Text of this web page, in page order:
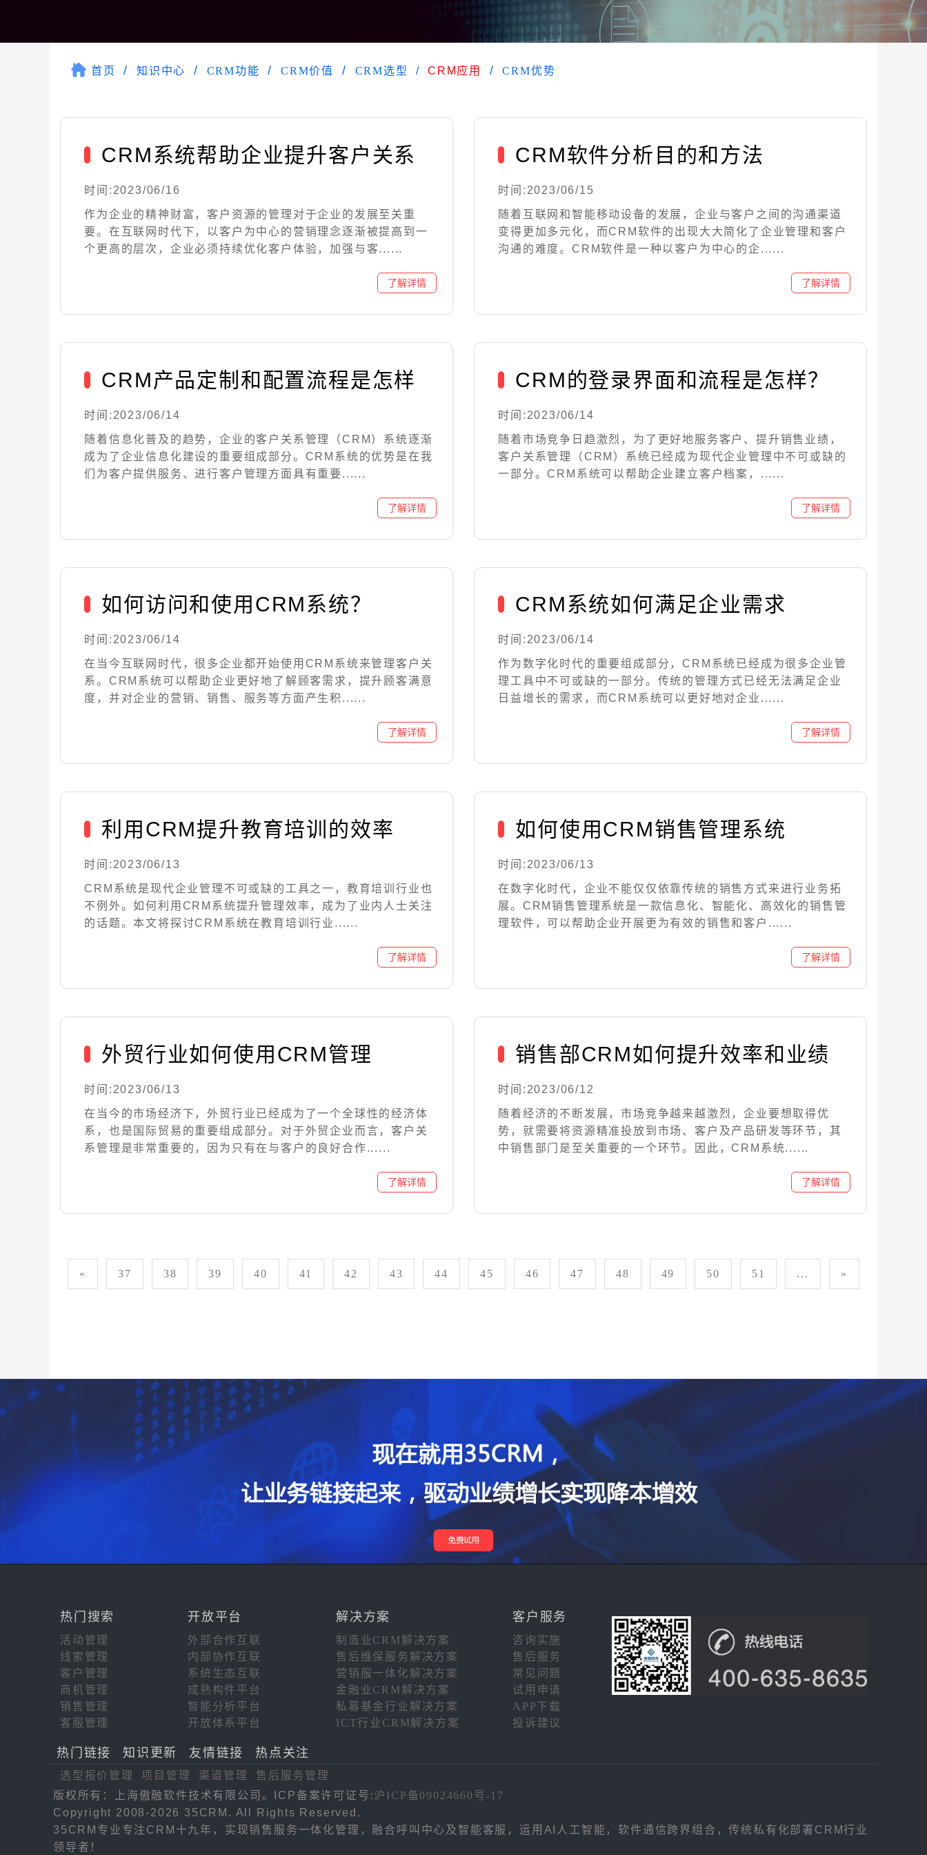
首页 知识中心 CRM功能 CRM价值 CRM选型 CRM应用 CRM优势
CRM系统帮助企业提升客户关系
时间:2023/06/16
作为企业的精神财富，客户资源的管理对于企业的发展至关重
要。在互联网时代下，以客户为中心的营销理念逐渐被提高到一
个更高的层次，企业必须持续优化客户体验，加强与客......
CRM软件分析目的和方法
时间:2023/06/15
随着互联网和智能移动设备的发展，企业与客户之间的沟通渠道
变得更加多元化，而CRM软件的出现大大简化了企业管理和客户
沟通的难度。CRM软件是一种以客户为中心的企......
CRM产品定制和配置流程是怎样
时间:2023/06/14
随着信息化普及的趋势，企业的客户关系管理（CRM）系统逐渐
成为了企业信息化建设的重要组成部分。CRM系统的优势是在我
们为客户提供服务、进行客户管理方面具有重要......
CRM的登录界面和流程是怎样？
时间:2023/06/14
随着市场竞争日趋激烈，为了更好地服务客户、提升销售业绩，
客户关系管理（CRM）系统已经成为现代企业管理中不可或缺的
一部分。CRM系统可以帮助企业建立客户档案，......
如何访问和使用CRM系统？
时间:2023/06/14
在当今互联网时代，很多企业都开始使用CRM系统来管理客户关
系。CRM系统可以帮助企业更好地了解顾客需求，提升顾客满意
度，并对企业的营销、销售、服务等方面产生积......
CRM系统如何满足企业需求
时间:2023/06/14
作为数字化时代的重要组成部分，CRM系统已经成为很多企业管
理工具中不可或缺的一部分。传统的管理方式已经无法满足企业
日益增长的需求，而CRM系统可以更好地对企业......
利用CRM提升教育培训的效率
时间:2023/06/13
CRM系统是现代企业管理不可或缺的工具之一，教育培训行业也
不例外。如何利用CRM系统提升管理效率，成为了业内人士关注
的话题。本文将探讨CRM系统在教育培训行业......
如何使用CRM销售管理系统
时间:2023/06/13
在数字化时代，企业不能仅仅依靠传统的销售方式来进行业务拓
展。CRM销售管理系统是一款信息化、智能化、高效化的销售管
理软件，可以帮助企业开展更为有效的销售和客户......
外贸行业如何使用CRM管理
时间:2023/06/13
在当今的市场经济下，外贸行业已经成为了一个全球性的经济体
系，也是国际贸易的重要组成部分。对于外贸企业而言，客户关
系管理是非常重要的，因为只有在与客户的良好合作......
销售部CRM如何提升效率和业绩
时间:2023/06/12
随着经济的不断发展，市场竞争越来越激烈，企业要想取得优
势，就需要将资源精准投放到市场、客户及产品研发等环节，其
中销售部门是至关重要的一个环节。因此，CRM系统......
« 37 38 39 40 41 42 43 44 45 46 47 48 49 50 51 ... »
热门搜索 开放平台
活动管理
外部合作互联
线索管理
内部协作互联
客户管理
系统生态互联
商机管理
成熟构件平台
销售管理
智能分析平台
客服管理
开放体系平台
解决方案 客户服务
制造业CRM解决方案
咨询实施
售后维保服务解决方案
售后服务
营销服一体化解决方案
常见问题
金融业CRM解决方案
试用申请
私募基金行业解决方案
APP下载
ICT行业CRM解决方案
投诉建议
热门链接 知识更新 友情链接 热点关注
选型报价管理 项目管理 渠道管理
售后服务管理
版权所有：上海傲融软件技术有限公司。ICP备案许可证号:沪ICP备09024660号-17
Copyright 2008-2026 35CRM. All Rights Reserved.
35CRM专业专注CRM十九年，实现销售服务一体化管理，融合呼叫中心及智能客服，运用AI人工智能，软件通信跨界组合，传统私有化部署CRM行业
领导者！